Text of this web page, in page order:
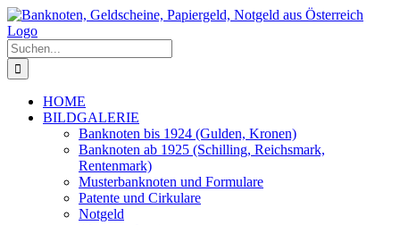
Zum
Inhalt
springen
Suche
nach:
HOME
BILDGALERIE
Banknoten bis 1924 (Gulden, Kronen)
Banknoten ab 1925 (Schilling, Reichsmark,
Rentenmark)
Musterbanknoten und Formulare
Patente und Cirkulare
Notgeld